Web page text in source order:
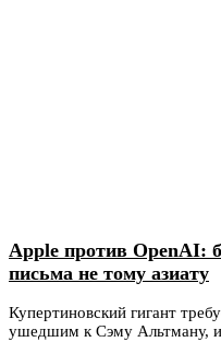
Apple против OpenAI:
письма не тому азиату
Купертиновский гигант
ушедшим к Сэму Альтману,